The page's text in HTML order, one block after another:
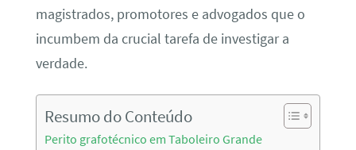
magistrados, promotores e advogados que o
incumbem da crucial tarefa de investigar a
verdade.
Resumo do Conteúdo
Perito grafotécnico em Taboleiro Grande